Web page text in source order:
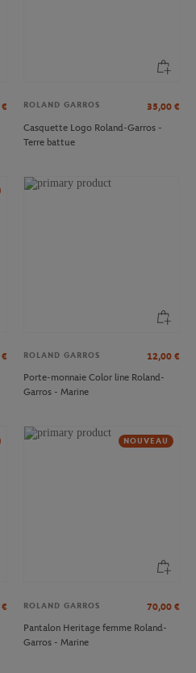
€
ROLAND GARROS 35,00 €
Casquette Logo Roland-Garros -
Terre battue
€
ROLAND GARROS 12,00 €
Porte-monnaie Color line Roland-
Garros - Marine
€
NOUVEAU
ROLAND GARROS 70,00 €
Pantalon Heritage femme Roland-
Garros - Marine